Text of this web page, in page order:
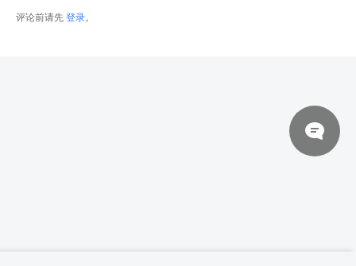
评论前请先 登录。